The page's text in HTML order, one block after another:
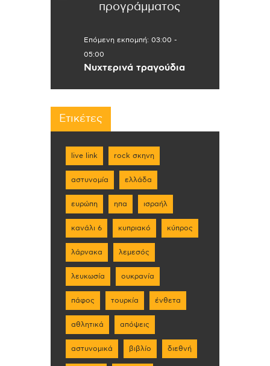
προγράμματος
Επόμενη εκπομπή: 03:00 -
05:00
Νυχτερινά τραγούδια
Ετικέτες
live link rock σκηνη
αστυνομία ελλάδα
ευρώπη ηπα ισραήλ
κανάλι 6 κυπριακό κύπρος
λάρνακα λεμεσός
λευκωσία ουκρανία
πάφος τουρκία ένθετα
αθλητικά απόψεις
αστυνομικά βιβλίο διεθνή